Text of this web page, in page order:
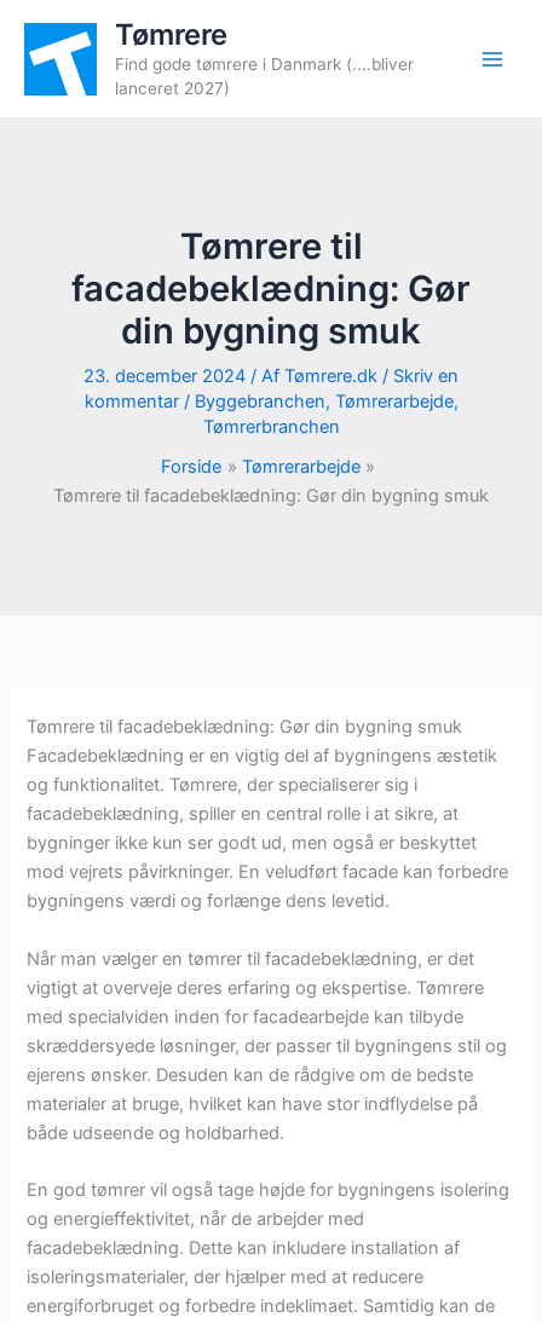
indholdet
Tømrere
Find gode tømrere i Danmark (....bliver
lanceret 2027)
Tømrere til
facadebeklædning: Gør
din bygning smuk
23. december 2024 / Af Tømrere.dk / Skriv en
kommentar / Byggebranchen, Tømrerarbejde,
Tømrerbranchen
Forside
Tømrerarbejde
Tømrere til facadebeklædning: Gør din bygning smuk
Tømrere til facadebeklædning: Gør din bygning smuk
Facadebeklædning er en vigtig del af bygningens æstetik
og funktionalitet. Tømrere, der specialiserer sig i
facadebeklædning, spiller en central rolle i at sikre, at
bygninger ikke kun ser godt ud, men også er beskyttet
mod vejrets påvirkninger. En veludført facade kan forbedre
bygningens værdi og forlænge dens levetid.
Når man vælger en tømrer til facadebeklædning, er det
vigtigt at overveje deres erfaring og ekspertise. Tømrere
med specialviden inden for facadearbejde kan tilbyde
skræddersyede løsninger, der passer til bygningens stil og
ejerens ønsker. Desuden kan de rådgive om de bedste
materialer at bruge, hvilket kan have stor indflydelse på
både udseende og holdbarhed.
En god tømrer vil også tage højde for bygningens isolering
og energieffektivitet, når de arbejder med
facadebeklædning. Dette kan inkludere installation af
isoleringsmaterialer, der hjælper med at reducere
energiforbruget og forbedre indeklimaet. Samtidig kan de